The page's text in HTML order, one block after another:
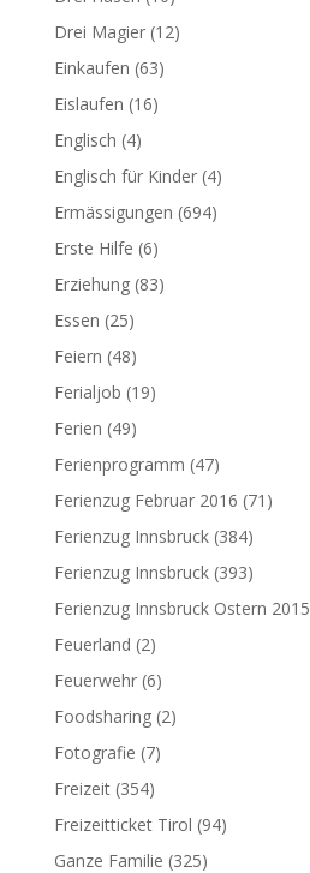
Drei Magier(12)
Einkaufen (63)
Eislaufen (16)
Englisch (4)
Englisch für Kinder(4)
Ermässigungen (694)
Erste Hilfe (6)
Erziehung(83)
Essen (25)
Feiern (48)
Ferialjob (19)
Ferien (49)
Ferienprogramm (47)
Ferienzug Februar 2016 (71)
Ferienzug Innsbruck(384)
Ferienzug Innsbruck(393)
Ferienzug Innsbruck Ostern 2015
Feuerland (2)
Feuerwehr(6)
Foodsharing(2)
Fotografie (7)
Freizeit(354)
Freizeitticket Tirol (94)
Ganze Familie (325)